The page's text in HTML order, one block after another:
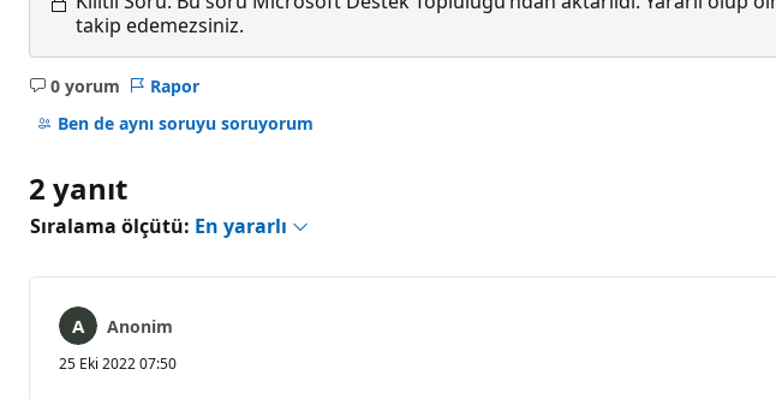
takip edemezsiniz.
0 yorum
Açıklama
yok
Rapor
Ben de aynı soruyu soruyorum
2 yanıt
Sıralama ölçütü: En yararlı
Anonim
25 Eki 2022 07:50